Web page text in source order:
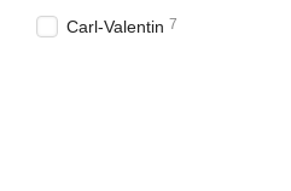
Carl-Valentin 7